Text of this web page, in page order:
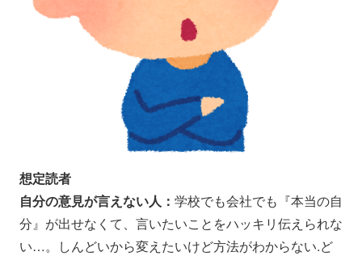
想定読者
自分の意見が言えない人 ： 学校でも会社でも『本当の自
分』が出せなくて、言いたいことをハッキリ伝えられな
い…。しんどいから変えたいけど方法がわからない.ど